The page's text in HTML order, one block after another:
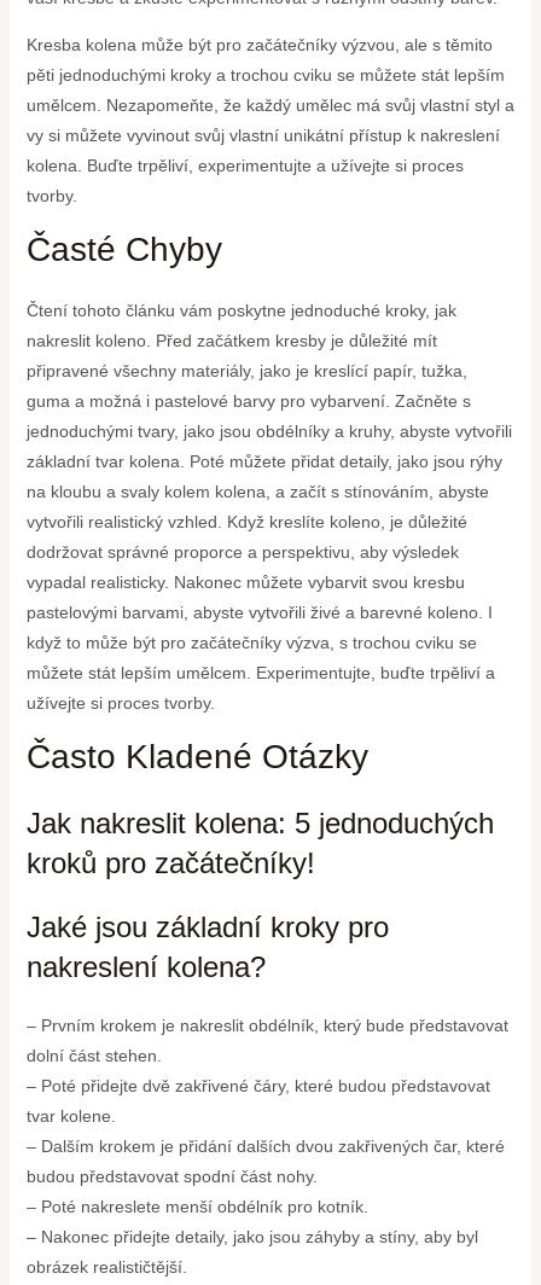
Kresba kolena může být pro začátečníky výzvou, ale s těmito
pěti jednoduchými kroky a trochou cviku se můžete stát lepším
umělcem. Nezapomeňte, že každý umělec má svůj vlastní styl a
vy si můžete vyvinout svůj vlastní unikátní přístup k nakreslení
kolena. Buďte trpěliví, experimentujte a užívejte si proces
tvorby.
Časté Chyby
Čtení tohoto článku vám poskytne jednoduché kroky, jak
nakreslit koleno. Před začátkem kresby je důležité mít
připravené všechny materiály, jako je kreslící papír, tužka,
guma a možná i pastelové barvy pro vybarvení. Začněte s
jednoduchými tvary, jako jsou obdélníky a kruhy, abyste vytvořili
základní tvar kolena. Poté můžete přidat detaily, jako jsou rýhy
na kloubu a svaly kolem kolena, a začít s stínováním, abyste
vytvořili realistický vzhled. Když kreslíte koleno, je důležité
dodržovat správné proporce a perspektivu, aby výsledek
vypadal realisticky. Nakonec můžete vybarvit svou kresbu
pastelovými barvami, abyste vytvořili živé a barevné koleno. I
když to může být pro začátečníky výzva, s trochou cviku se
můžete stát lepším umělcem. Experimentujte, buďte trpěliví a
užívejte si proces tvorby.
Často Kladené Otázky
Jak nakreslit kolena: 5 jednoduchých
kroků pro začátečníky!
Jaké jsou základní kroky pro
nakreslení kolena?
– Prvním krokem je nakreslit obdélník, který bude představovat
dolní část stehen.
– Poté přidejte dvě zakřivené čáry, které budou představovat
tvar kolene.
– Dalším krokem je přidání dalších dvou zakřivených čar, které
budou představovat spodní část nohy.
– Poté nakreslete menší obdélník pro kotník.
– Nakonec přidejte detaily, jako jsou záhyby a stíny, aby byl
obrázek realističtější.